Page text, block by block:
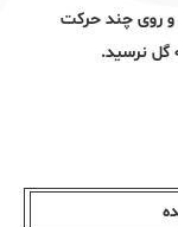
و روی چند حرکت
گل نرسید.